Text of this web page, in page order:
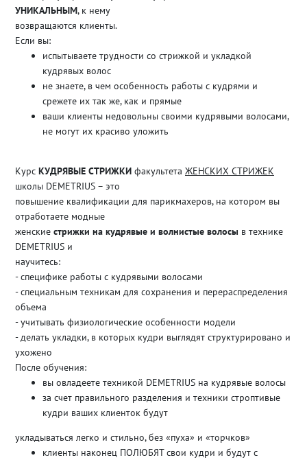
УНИКАЛЬНЫМ, к нему
возвращаются клиенты.
Если вы:
испытываете трудности со стрижкой и укладкой
кудрявых волос
не знаете, в чем особенность работы с кудрями и
срежете их так же, как и прямые
ваши клиенты недовольны своими кудрявыми волосами,
не могут их красиво уложить
Курс КУДРЯВЫЕ СТРИЖКИ факультета ЖЕНСКИХ СТРИЖЕК
школы DEMETRIUS – это
повышение квалификации для парикмахеров, на котором вы
отработаете модные
женские стрижки на кудрявые и волнистые волосы в технике
DEMETRIUS и
научитесь:
- специфике работы с кудрявыми волосами
- специальным техникам для сохранения и перераспределения
объема
- учитывать физиологические особенности модели
- делать укладки, в которых кудри выглядят структурировано и
ухожено
После обучения:
вы овладеете техникой DEMETRIUS на кудрявые волосы
за счет правильного разделения и техники строптивые
кудри ваших клиенток будут
укладываться легко и стильно, без «пуха» и «торчков»
клиенты наконец ПОЛЮБЯТ свои кудри и будут с